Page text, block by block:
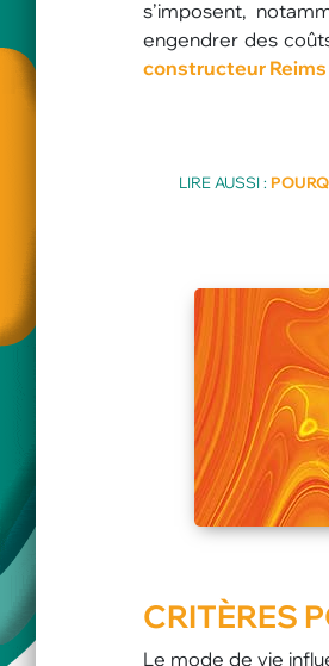
s’imposent,
engendrer des
constructeur Reims
LIRE AUSSI :
CRITÈRES
Le mode de vie